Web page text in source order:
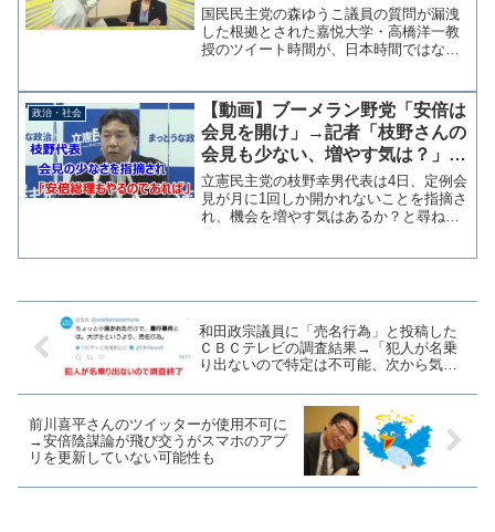
い。ごめんなさーい」
国民民主党の森ゆうこ議員の質問が漏洩
した根拠とされた嘉悦大学・高橋洋一教
授のツイート時間が、日本時間ではなく
「虎ノ門ニュース」では森氏を直撃した
スタッフの緊急レポートを...
政治・社会
【動画】ブーメラン野党「安倍は
会見を開け」→記者「枝野さんの
会見も少ない、増やす気は？」枝
野「ありません！」
立憲民主党の枝野幸男代表は4日、定例会
見が月に1回しか開かれないことを指摘さ
れ、機会を増やす気はあるか？と尋ねら
和田政宗議員に「売名行為」と投稿した
ＣＢＣテレビの調査結果→「犯人が名乗
り出ないので特定は不可能、次から気を
前川喜平さんのツイッターが使用不可に
→安倍陰謀論が飛び交うがスマホのアプ
リを更新していない可能性も